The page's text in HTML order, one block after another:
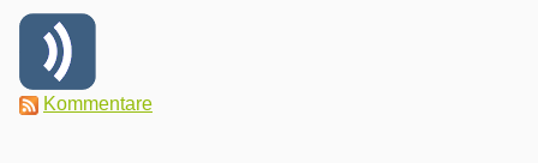
Kommentare